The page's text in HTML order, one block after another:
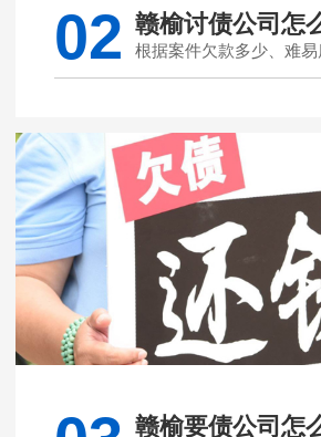
02 赣榆讨债公司怎
根据案件欠款多少、难
赣榆要债公司怎